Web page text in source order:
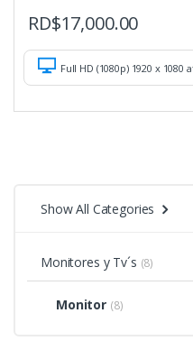
RD$17,000.00
Full HD (1080p) 1920 x 1080
Show All Categories
Monitores y Tv´s (8)
Monitor (8)